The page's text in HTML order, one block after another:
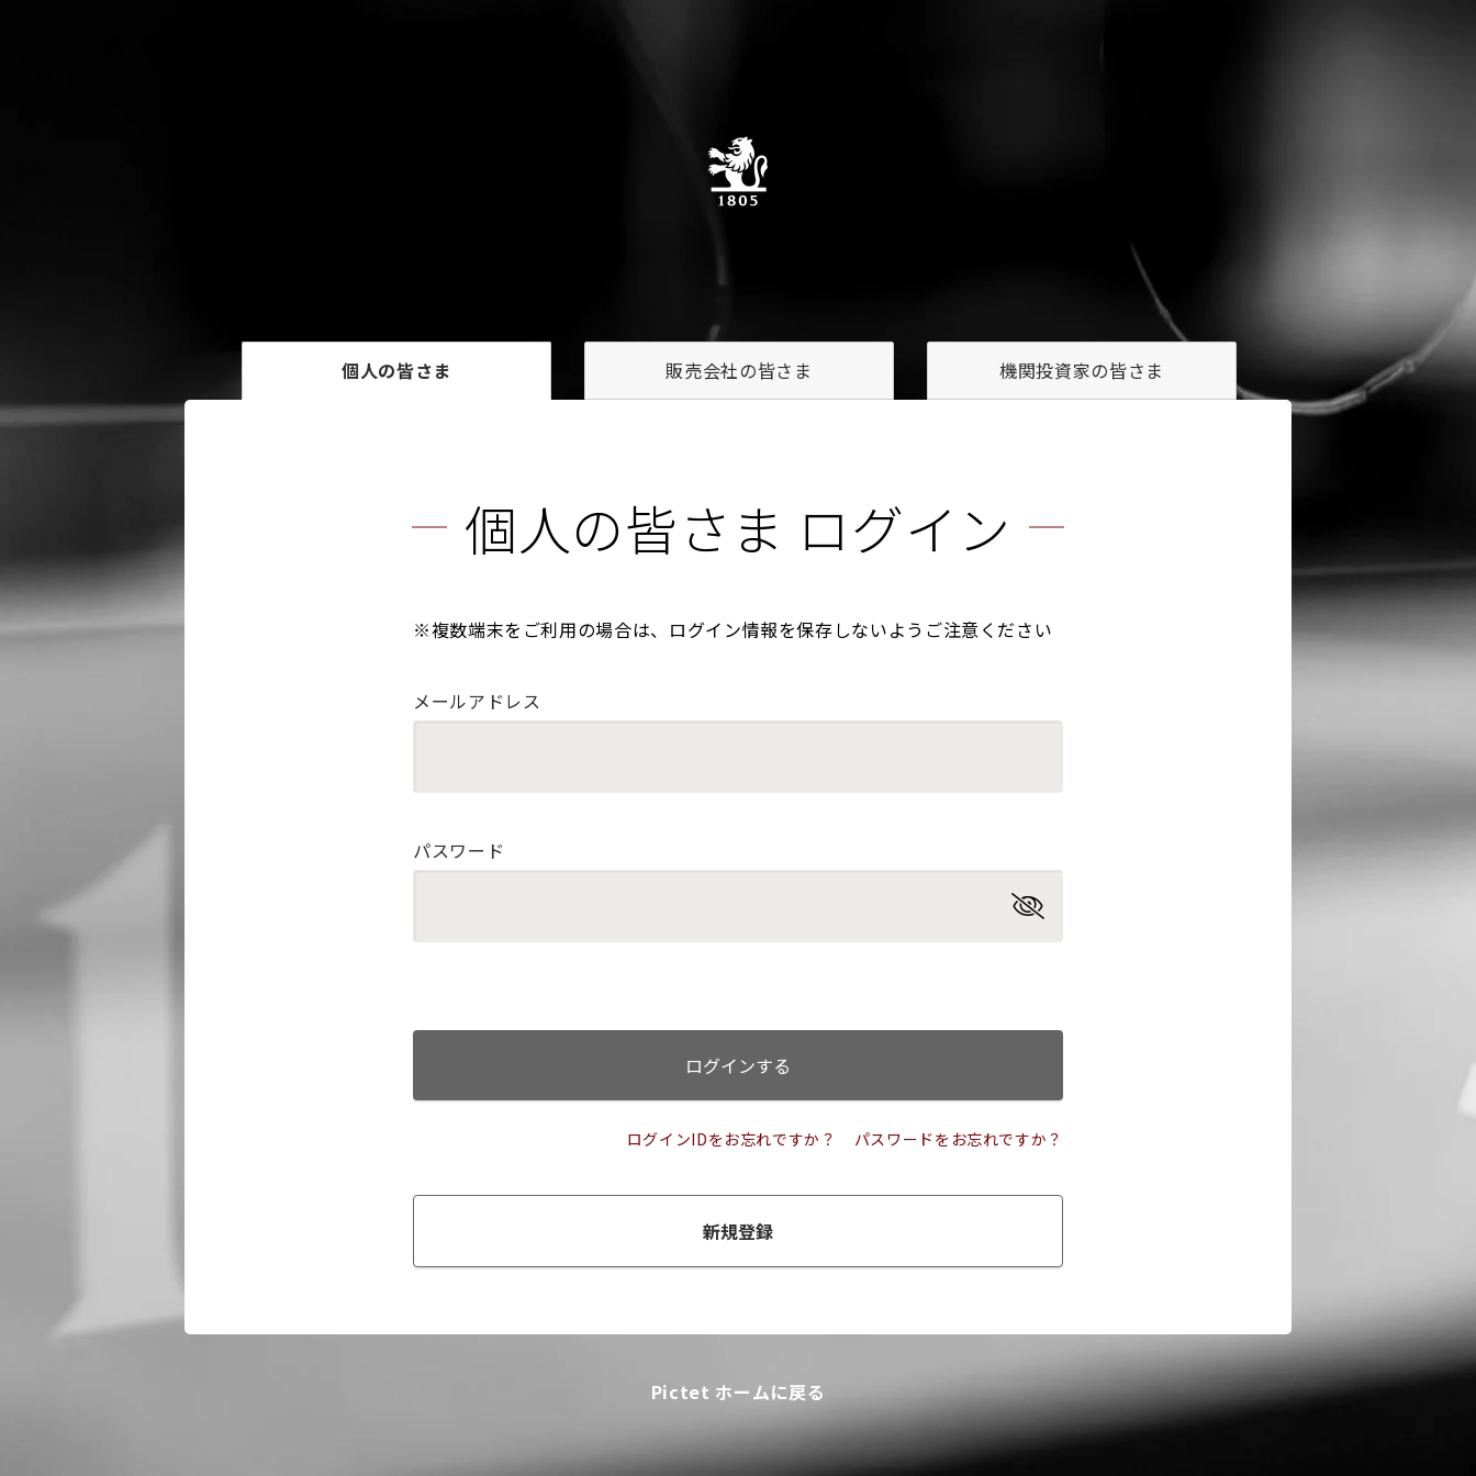
個人の皆さま 販売会社の皆さま 機関投資家の皆さま
個人の皆さま ログイン
※複数端末をご利用の場合は、ログイン情報を保存しないようご注意ください
メールアドレス
パスワード
ログインする
ログインIDをお忘れですか？ パスワードをお忘れですか？
新規登録
Pictet ホームに戻る